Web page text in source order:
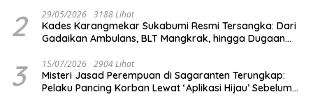
2 29/05/2026 3188 Lihat
Kades Karangmekar Sukabumi Resmi Tersangka: Dari
Gadaikan Ambulans, BLT Mangkrak, hingga Dugaan
3 15/07/2026 2904 Lihat
Misteri Jasad Perempuan di Sagaranten Terungkap:
Pelaku Pancing Korban Lewat ‘Aplikasi Hijau’ Sebelum